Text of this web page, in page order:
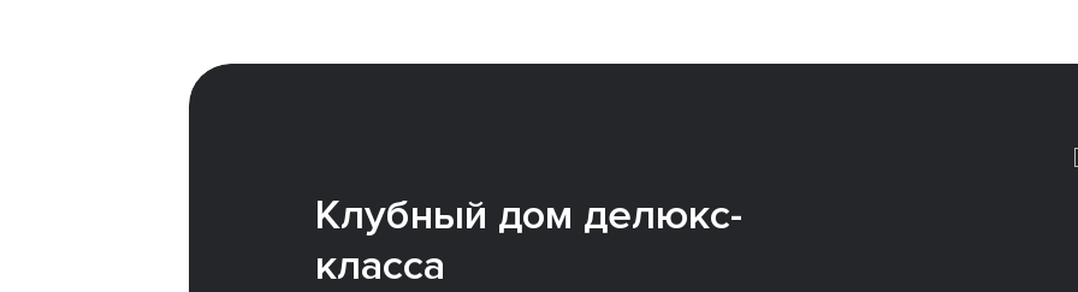
Клубный дом делюкс-
класса